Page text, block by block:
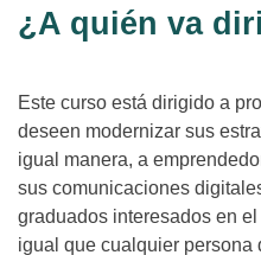
¿A quién va
Este curso está dirigido a
deseen modernizar sus
igual manera, a
sus comunicaciones
graduados interesados en
igual que cualquier persona